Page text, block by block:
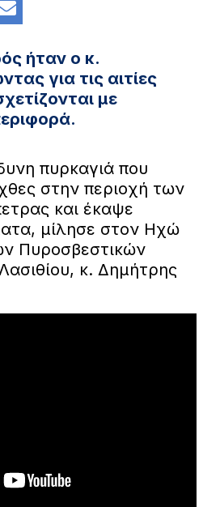
ήταν ο κ.
για τις αιτίες
με
πυρκαγιά που
στην περιοχή των
και έκαψε
μίλησε στον Ηχώ
Πυροσβεστικών
κ. Δημήτρης